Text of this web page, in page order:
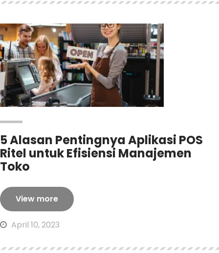
5 Alasan Pentingnya Aplikasi POS
Ritel untuk Efisiensi Manajemen
Toko
View more
April 10, 2023